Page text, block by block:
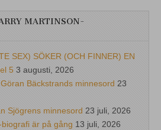
MARTINSON-
SEX) SÖKER (OCH FINNER) EN
5 3 augusti, 2026
Bäckstrands minnesord 23
Sjögrens minnesord 23 juli, 2026
är på gång 13 juli, 2026